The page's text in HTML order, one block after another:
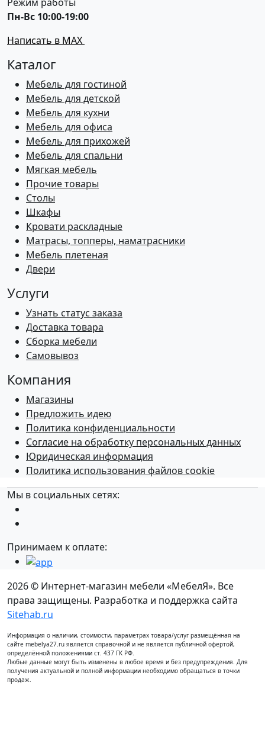
Пн-Вс 10:00-19:00
Написать в MAX
Каталог
Мебель для гостиной
Мебель для детской
Мебель для кухни
Мебель для офиса
Мебель для прихожей
Мебель для спальни
Мягкая мебель
Прочие товары
Столы
Шкафы
Кровати раскладные
Матрасы, топперы, наматрасники
Мебель плетеная
Двери
Услуги
Узнать статус заказа
Доставка товара
Сборка мебели
Самовывоз
Компания
Магазины
Предложить идею
Политика конфиденциальности
Согласие на обработку персональных данных
Юридическая информация
Политика использования файлов cookie
Мы в социальных сетях:
Принимаем к оплате:
2026 © Интернет-магазин мебели «МебелЯ». Все
права защищены. Разработка и поддержка сайта
Sitehab.ru
Информация о наличии, стоимости, параметрах товара/услуг размещённая на
сайте mebelya27.ru является справочной и не является публичной офертой,
определённой положениями ст. 437 ГК РФ.
Любые данные могут быть изменены в любое время и без предупреждения. Для
получения актуальной и полной информации необходимо обращаться в точки
продаж.